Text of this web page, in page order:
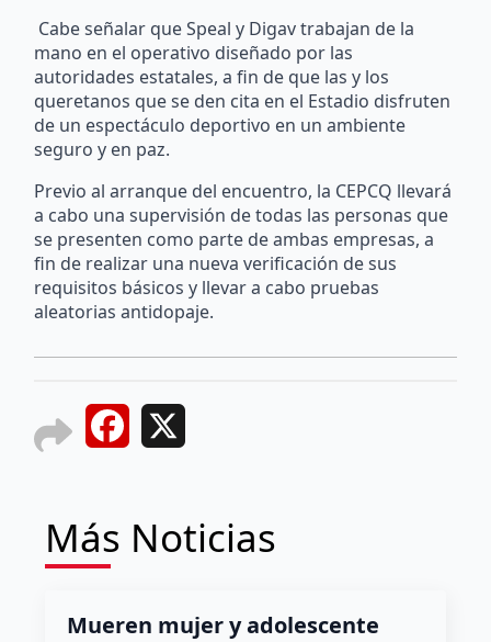
Cabe señalar que Speal y Digav trabajan de la
mano en el operativo diseñado por las
autoridades estatales, a fin de que las y los
queretanos que se den cita en el Estadio disfruten
de un espectáculo deportivo en un ambiente
seguro y en paz.
Previo al arranque del encuentro, la CEPCQ llevará
a cabo una supervisión de todas las personas que
se presenten como parte de ambas empresas, a
fin de realizar una nueva verificación de sus
requisitos básicos y llevar a cabo pruebas
aleatorias antidopaje.
Facebook
Más Noticias
Mueren mujer y adolescente